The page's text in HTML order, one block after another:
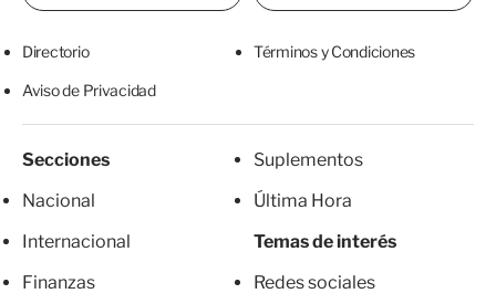
Directorio Términos y Condiciones
Aviso de Privacidad
Secciones
Nacional
Internacional
Finanzas
Suplementos
Última Hora
Temas de interés
Redes sociales